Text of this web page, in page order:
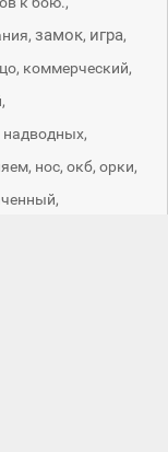
, замок, игра,
, коммерческий,
,
надводных,
, нос, окб, орки,
,